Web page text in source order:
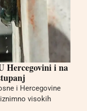
Hercegovini i na
i Hercegovine
visokih